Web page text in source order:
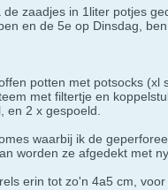
zaadjes in 1liter potjes
en de 5e op Dinsdag,
potten met potsocks (xl
met filtertje en
en 2 x gespoeld.
waarbij ik de
worden ze afgedekt met
erin tot zo'n 4a5 cm,